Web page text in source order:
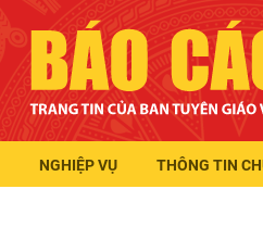
NGHIỆP VỤ THÔNG TIN